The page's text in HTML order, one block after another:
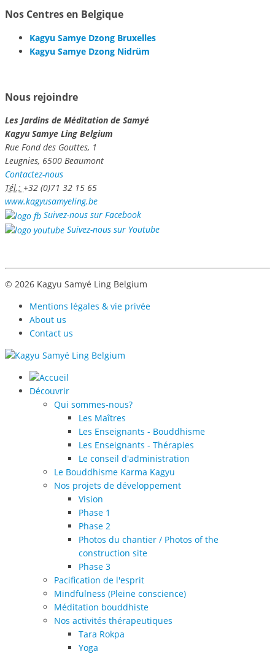
Nos Centres en Belgique
Kagyu Samye Dzong Bruxelles
Kagyu Samye Dzong Nidrüm
Nous rejoindre
Les Jardins de Méditation de Samyé
Kagyu Samye Ling Belgium
Rue Fond des Gouttes, 1
Leugnies, 6500 Beaumont
Contactez-nous
Tél.: +32 (0)71 32 15 65
www.kagyusamyeling.be
Suivez-nous sur Facebook
Suivez-nous sur Youtube
© 2026 Kagyu Samyé Ling Belgium
Mentions légales & vie privée
About us
Contact us
Découvrir
Qui sommes-nous?
Les Maîtres
Les Enseignants - Bouddhisme
Les Enseignants - Thérapies
Le conseil d'administration
Le Bouddhisme Karma Kagyu
Nos projets de développement
Vision
Phase 1
Phase 2
Photos du chantier / Photos of the
construction site
Phase 3
Pacification de l'esprit
Mindfulness (Pleine conscience)
Méditation bouddhiste
Nos activités thérapeutiques
Tara Rokpa
Yoga